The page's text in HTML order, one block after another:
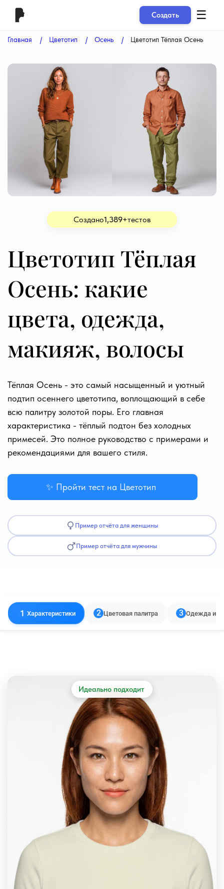
Создать ☰
Главная Цветотип Осень Цветотип Тёплая Осень
Создано1,389+тестов
Цветотип Тёплая
Осень: какие
цвета, одежда,
макияж, волосы
Тёплая Осень - это самый насыщенный и уютный
подтип осеннего цветотипа, воплощающий в себе
всю палитру золотой поры. Его главная
характеристика - тёплый подтон без холодных
примесей. Это полное руководство с примерами и
рекомендациями для вашего стиля.
✨ Пройти тест на Цветотип
Пример отчёта для женщины
Пример отчёта для мужчины
1 Характеристики 2 Цветовая палитра 3 Одежда и
Идеально подходит